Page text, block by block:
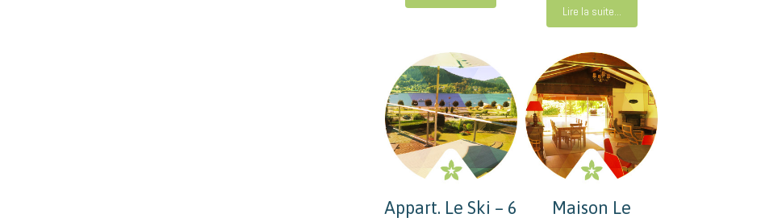
Lire la suite...
Appart. Le Ski – 6
Maison Le